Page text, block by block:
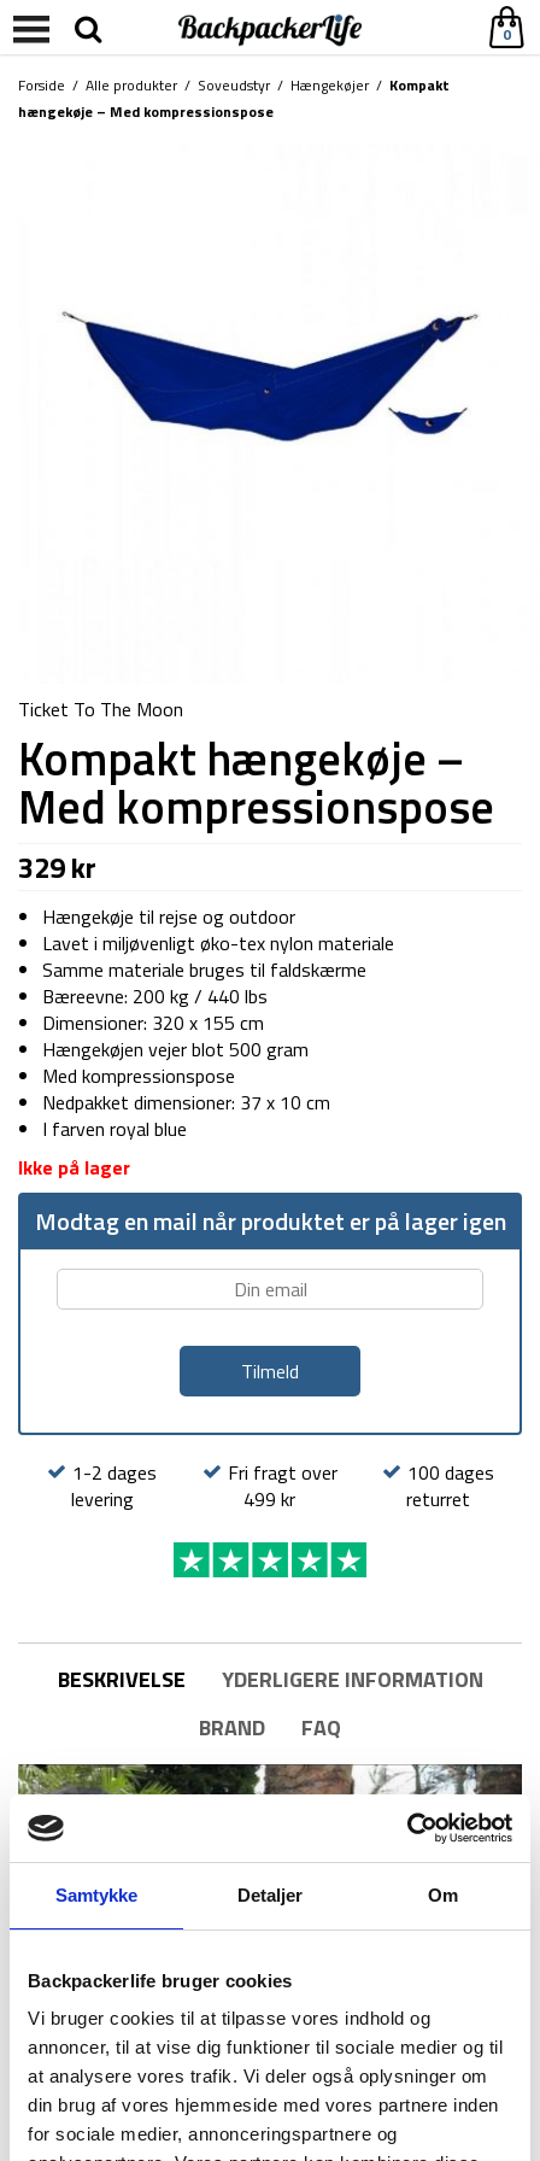
Samtykke Detaljer Om
Backpackerlife bruger cookies
Vi bruger cookies til at tilpasse vores indhold og
annoncer, til at vise dig funktioner til sociale medier og til
at analysere vores trafik. Vi deler også oplysninger om
din brug af vores hjemmeside med vores partnere inden
for sociale medier, annonceringspartnere og
0
Forside / Alle produkter/ Soveudstyr/ Hængekøjer/ Kompakt
hængekøje – Med kompressionspose
Ticket To The Moon
Kompakt hængekøje –
Med kompressionspose
329kr
Hængekøje til rejse og outdoor
Lavet i miljøvenligt øko-tex nylon materiale
Samme materiale bruges til faldskærme
Bæreevne: 200 kg / 440 lbs
Dimensioner: 320 x 155 cm
Hængekøjen vejer blot 500 gram
Med kompressionspose
Nedpakket dimensioner: 37 x 10 cm
I farven royal blue
Ikke på lager
Modtag en mail når produktet er på lager igen
1-2 dages
levering
Fri fragt over
499 kr
100 dages
returret
BESKRIVELSE
YDERLIGERE INFORMATION
BRAND
FAQ
Denne hængekøje er fra populære Ticket To The Moon
(TTTM), som specialiserer sig i at lave nogle af branchens
bedste hængekøjer. TTTM specialiserer sig i at lave
letvægtsudstyr, og er blevet kendte for deres hængekøjer.